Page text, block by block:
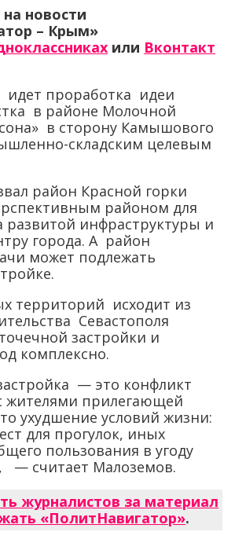
новости
– Крым»
или Вконтакт
идет проработка идеи
в районе Молочной
в сторону Камышового
складским целевым
район Красной горки
районом для
развитой инфраструктуры и
города. А район
может подлежать
территорий исходит из
Севастополя
застройки и
комплексно.
— это конфликт
жителями прилегающей
ухудшение условий жизни:
для прогулок, иных
пользования в угоду
— считает Малоземов.
журналистов за материал
«ПолитНавигатор».